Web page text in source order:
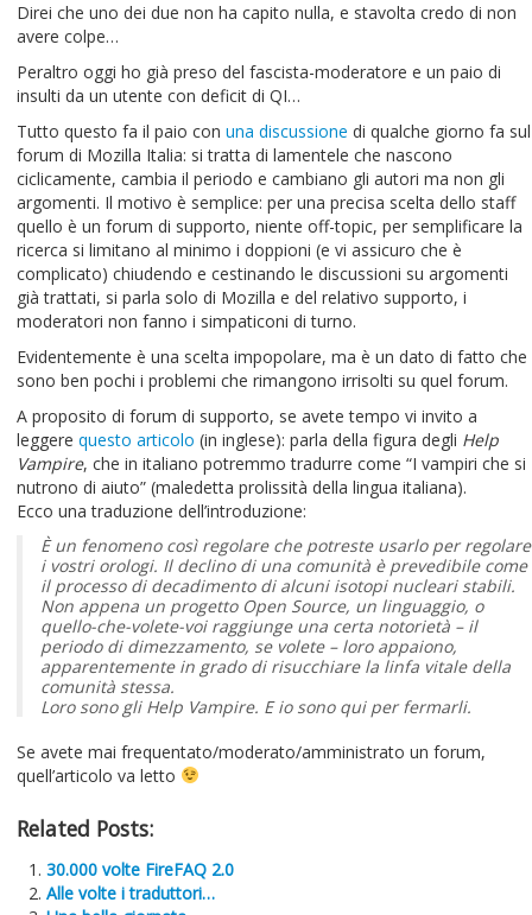
Direi che uno dei due non ha capito nulla, e stavolta credo di non
avere colpe…
Peraltro oggi ho già preso del fascista-moderatore e un paio di
insulti da un utente con deficit di QI…
Tutto questo fa il paio con una discussione di qualche giorno fa sul
forum di Mozilla Italia: si tratta di lamentele che nascono
ciclicamente, cambia il periodo e cambiano gli autori ma non gli
argomenti. Il motivo è semplice: per una precisa scelta dello staff
quello è un forum di supporto, niente off-topic, per semplificare la
ricerca si limitano al minimo i doppioni (e vi assicuro che è
complicato) chiudendo e cestinando le discussioni su argomenti
già trattati, si parla solo di Mozilla e del relativo supporto, i
moderatori non fanno i simpaticoni di turno.
Evidentemente è una scelta impopolare, ma è un dato di fatto che
sono ben pochi i problemi che rimangono irrisolti su quel forum.
A proposito di forum di supporto, se avete tempo vi invito a
leggere questo articolo (in inglese): parla della figura degli Help
Vampire, che in italiano potremmo tradurre come “I vampiri che si
nutrono di aiuto” (maledetta prolissità della lingua italiana).
Ecco una traduzione dell’introduzione:
È un fenomeno così regolare che potreste usarlo per regolare
i vostri orologi. Il declino di una comunità è prevedibile come
il processo di decadimento di alcuni isotopi nucleari stabili.
Non appena un progetto Open Source, un linguaggio, o
quello-che-volete-voi raggiunge una certa notorietà – il
periodo di dimezzamento, se volete – loro appaiono,
apparentemente in grado di risucchiare la linfa vitale della
comunità stessa.
Loro sono gli Help Vampire. E io sono qui per fermarli.
Se avete mai frequentato/moderato/amministrato un forum,
quell’articolo va letto
Related Posts:
30.000 volte FireFAQ 2.0
Alle volte i traduttori…